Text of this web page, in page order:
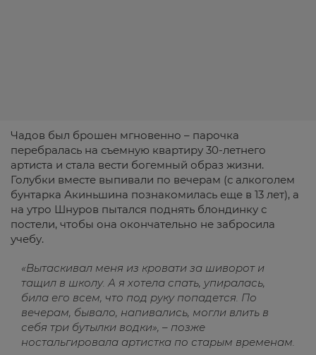
Чадов был брошен мгновенно – парочка
перебралась на съемную квартиру 30-летнего
артиста и стала вести богемный образ жизни.
Голубки вместе выпивали по вечерам (с алкоголем
бунтарка Акиньшина познакомилась еще в 13 лет), а
на утро Шнуров пытался поднять блондинку с
постели, чтобы она окончательно не забросила
учебу.
«Вытаскивал меня из кровати за шиворот и
тащил в школу. А я хотела спать, упиралась,
била его всем, что под руку попадется. По
вечерам, бывало, напивались, могли влить в
себя три бутылки водки», – позже
ностальгировала артистка по старым временам.